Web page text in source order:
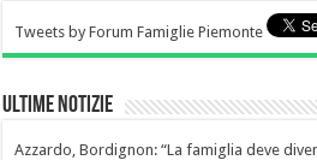
Tweets by Forum Famiglie Piemonte
Ultime notizie
Azzardo, Bordignon: “La famiglia deve